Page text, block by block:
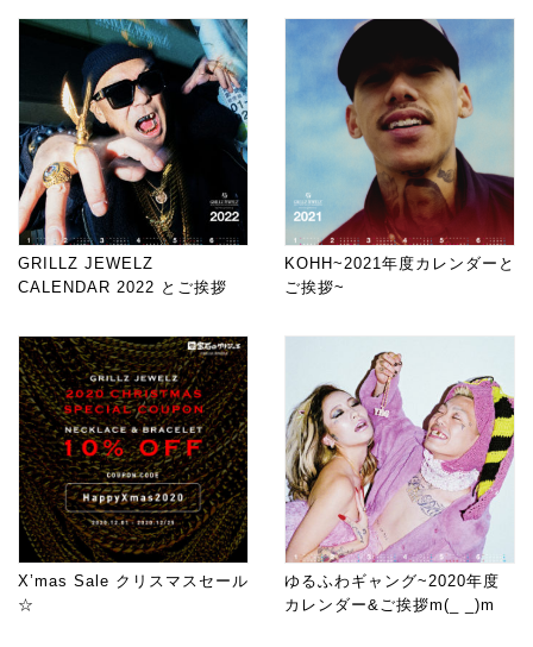
GRILLZ JEWELZ
CALENDAR 2022 とご挨拶
KOHH~2021年度カレンダーと
ご挨拶~
X’mas Sale クリスマスセール
☆
ゆるふわギャング~2020年度
カレンダー&ご挨拶m(_ _)m